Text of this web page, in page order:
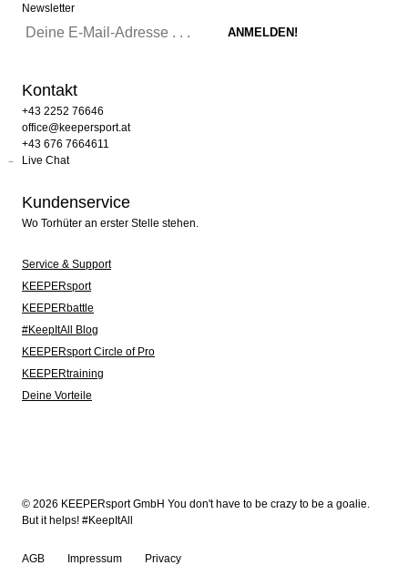
Newsletter
Kontakt
+43 2252 76646
office@keepersport.at
+43 676 7664611
Live Chat
Kundenservice
Wo Torhüter an erster Stelle stehen.
Service & Support
KEEPERsport
KEEPERbattle
#KeepItAll Blog
KEEPERsport Circle of Pro
KEEPERtraining
Deine Vorteile
© 2026 KEEPERsport GmbH You don't have to be crazy to be a goalie.
But it helps! #KeepItAll
AGB Impressum Privacy